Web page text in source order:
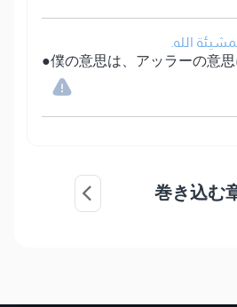
الله.
●僕の意思は、アッラーの意思
巻き込む